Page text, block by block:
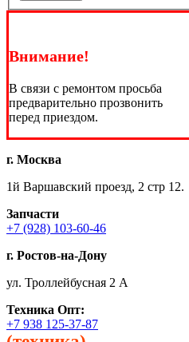
Внимание!
В связи с ремонтом просьба
предварительно прозвонить
перед приездом.
г. Москва
1й Варшавский проезд, 2 стр 12.
Запчасти
+7 (928) 103-60-46
г. Ростов-на-Дону
ул. Троллейбусная 2 А
Техника Опт:
+7 938 125-37-87